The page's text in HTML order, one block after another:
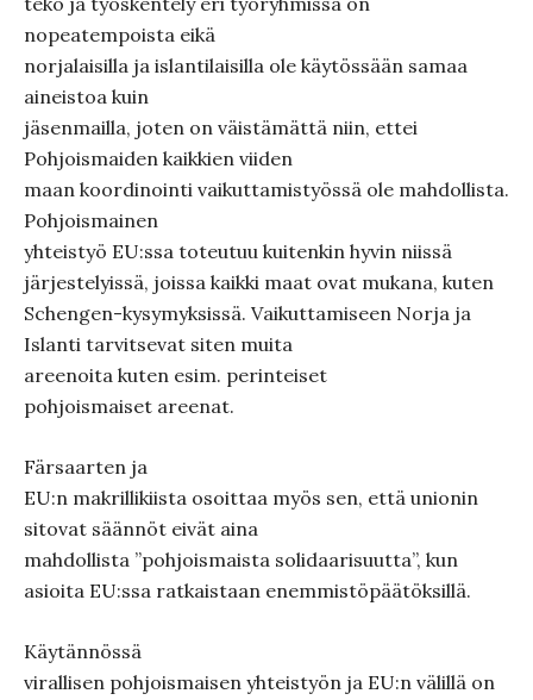
nopeatempoista eikä
norjalaisilla ja islantilaisilla ole käytössään samaa
aineistoa kuin
jäsenmailla, joten on väistämättä niin, ettei
Pohjoismaiden kaikkien viiden
maan koordinointi vaikuttamistyössä ole mahdollista.
Pohjoismainen
yhteistyö EU:ssa toteutuu kuitenkin hyvin niissä
järjestelyissä, joissa kaikki maat ovat mukana, kuten
Schengen-kysymyksissä. Vaikuttamiseen Norja ja
Islanti tarvitsevat siten muita
areenoita kuten esim. perinteiset
pohjoismaiset areenat.
Färsaarten ja
EU:n makrillikiista osoittaa myös sen, että unionin
sitovat säännöt eivät aina
mahdollista ”pohjoismaista solidaarisuutta”, kun
asioita EU:ssa ratkaistaan enemmistöpäätöksillä.
Käytännössä
virallisen pohjoismaisen yhteistyön ja EU:n välillä on